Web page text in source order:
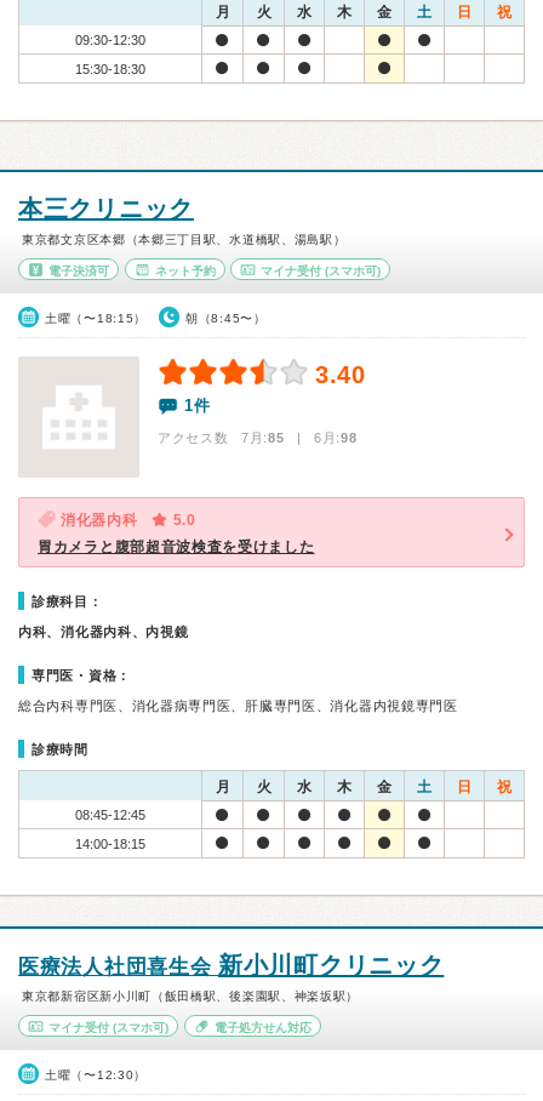
月 火 水 木 金 土 日 祝
09:30-12:30
15:30-18:30
本三クリニック
東京都文京区本郷（本郷三丁目駅、水道橋駅、湯島駅）
電子決済可 ネット予約 マイナ受付 (スマホ可)
土曜（〜18:15） 朝（8:45〜）
3.40
1件
アクセス数 7月:85 | 6月:98
消化器内科
5.0
胃カメラと腹部超音波検査を受けました
診療科目：
内科、消化器内科、内視鏡
専門医・資格：
総合内科専門医、消化器病専門医、肝臓専門医、消化器内視鏡専門医
診療時間
月 火 水 木 金 土 日 祝
08:45-12:45
14:00-18:15
医療法人社団喜生会 新小川町クリニック
東京都新宿区新小川町（飯田橋駅、後楽園駅、神楽坂駅）
マイナ受付 (スマホ可) 電子処方せん対応
土曜（〜12:30）